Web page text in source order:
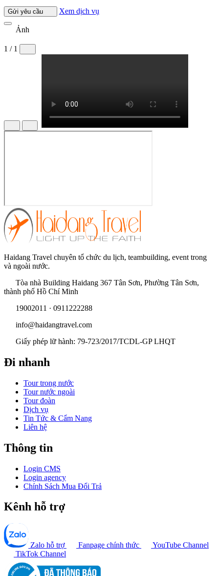
Gửi yêu cầu Xem dịch vụ
Ảnh
1 / 1
Haidang Travel chuyên tổ chức du lịch, teambuilding, event trong
và ngoài nước.
Tòa nhà Building Haidang 367 Tân Sơn, Phường Tân Sơn,
thành phố Hồ Chí Minh
19002011 · 0911222288
info@haidangtravel.com
Giấy phép lữ hành: 79-723/2017/TCDL-GP LHQT
Đi nhanh
Tour trong nước
Tour nước ngoài
Tour đoàn
Dịch vụ
Tin Tức & Cẩm Nang
Liên hệ
Thông tin
Login CMS
Login agency
Chính Sách Mua Đổi Trả
Kênh hỗ trợ
Zalo hỗ trợ Fanpage chính thức
YouTube Channel
TikTok Channel